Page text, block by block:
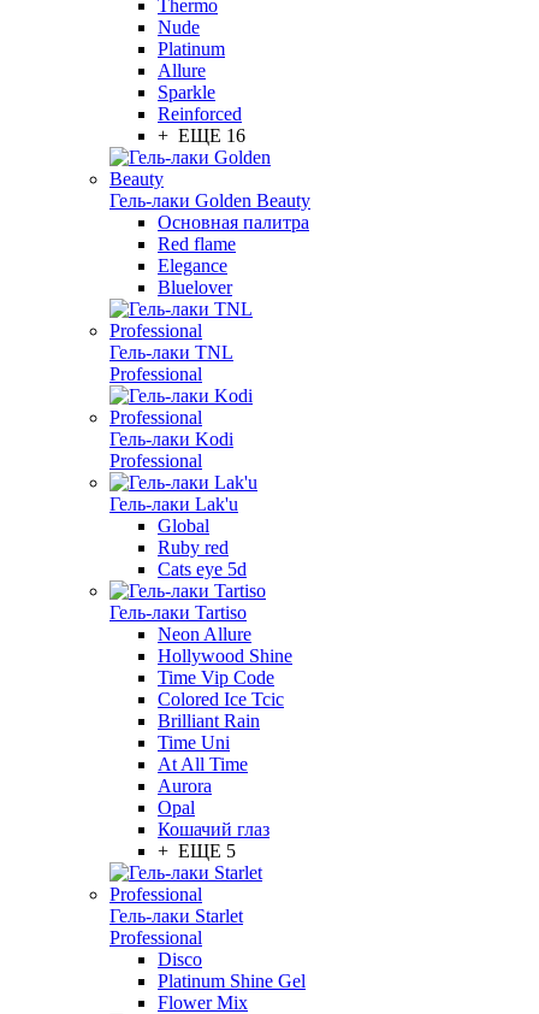
Thermo
Nude
Platinum
Allure
Sparkle
Reinforced
+ ЕЩЕ 16
Гель-лаки Golden Beauty
Основная палитра
Red flame
Elegance
Bluelover
Гель-лаки TNL
Professional
Гель-лаки Kodi
Professional
Гель-лаки Lak'u
Global
Ruby red
Cats eye 5d
Гель-лаки Tartiso
Neon Allure
Hollywood Shine
Time Vip Code
Colored Ice Tcic
Brilliant Rain
Time Uni
At All Time
Aurora
Opal
Кошачий глаз
+ ЕЩЕ 5
Гель-лаки Starlet
Professional
Disco
Platinum Shine Gel
Flower Mix